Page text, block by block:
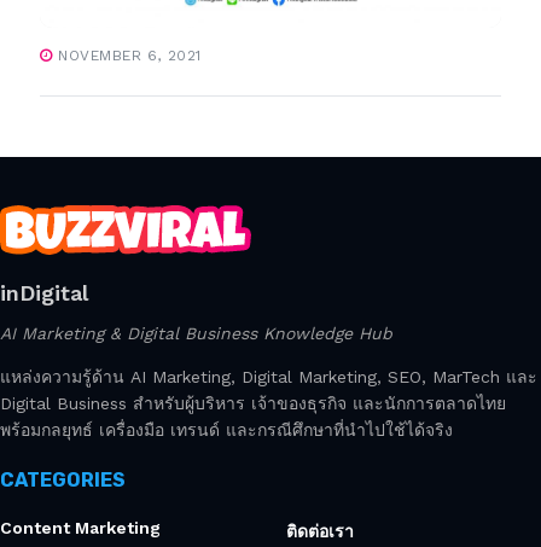
NOVEMBER 6, 2021
inDigital
AI Marketing & Digital Business Knowledge Hub
แหล่งความรู้ด้าน AI Marketing, Digital Marketing, SEO, MarTech และ
Digital Business สำหรับผู้บริหาร เจ้าของธุรกิจ และนักการตลาดไทย
พร้อมกลยุทธ์ เครื่องมือ เทรนด์ และกรณีศึกษาที่นำไปใช้ได้จริง
CATEGORIES
Content Marketing
ติดต่อเรา